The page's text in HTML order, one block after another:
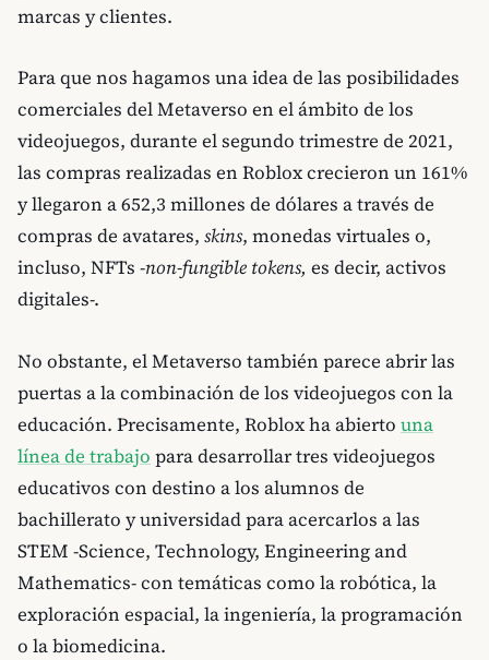
marcas y clientes.
Para que nos hagamos una idea de las posibilidades
comerciales del Metaverso en el ámbito de los
videojuegos, durante el segundo trimestre de 2021,
las compras realizadas en Roblox crecieron un 161%
y llegaron a 652,3 millones de dólares a través de
compras de avatares, skins, monedas virtuales o,
incluso, NFTs -non-fungible tokens, es decir, activos
digitales-.
No obstante, el Metaverso también parece abrir las
puertas a la combinación de los videojuegos con la
educación. Precisamente, Roblox ha abierto una
línea de trabajo para desarrollar tres videojuegos
educativos con destino a los alumnos de
bachillerato y universidad para acercarlos a las
STEM -Science, Technology, Engineering and
Mathematics- con temáticas como la robótica, la
exploración espacial, la ingeniería, la programación
o la biomedicina.